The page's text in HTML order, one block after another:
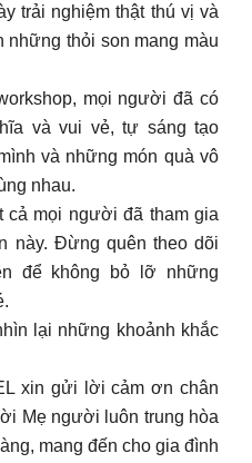
trải nghiệm thật thú vị và
những thỏi son mang màu
mọi người đã có
và vui vẻ, tự sáng tạo
và những món quà vô
nhau.
mọi người đã tham gia
này. Đừng quên theo dõi
để không bỏ lỡ những
lại những khoảnh khắc
xin gửi lời cảm ơn chân
Mẹ người luôn trung hòa
mang đến cho gia đình